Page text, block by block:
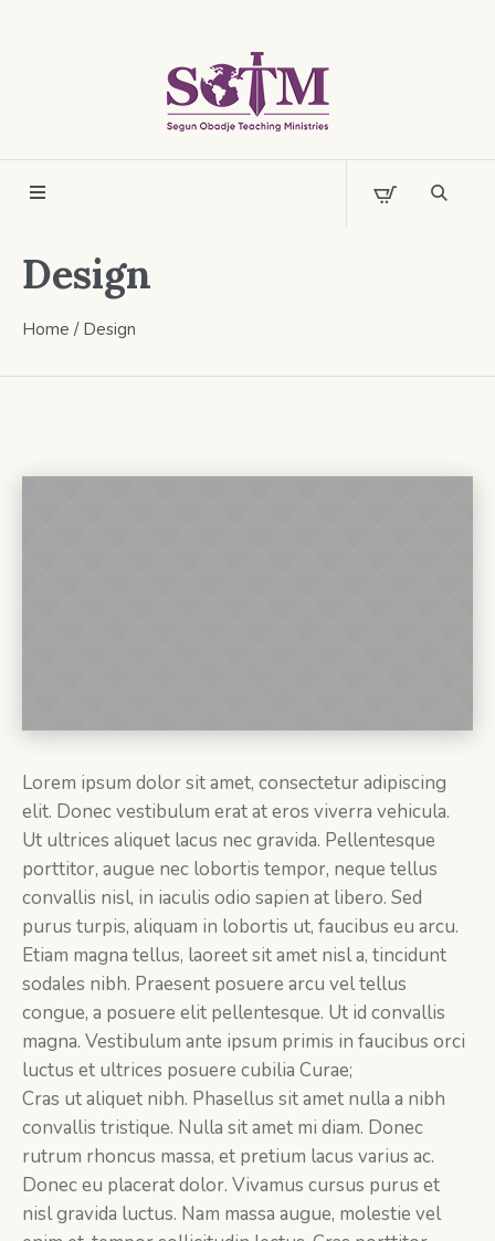
Design
Home / Design
Lorem ipsum dolor sit amet, consectetur adipiscing
elit. Donec vestibulum erat at eros viverra vehicula.
Ut ultrices aliquet lacus nec gravida. Pellentesque
porttitor, augue nec lobortis tempor, neque tellus
convallis nisl, in iaculis odio sapien at libero. Sed
purus turpis, aliquam in lobortis ut, faucibus eu arcu.
Etiam magna tellus, laoreet sit amet nisl a, tincidunt
sodales nibh. Praesent posuere arcu vel tellus
congue, a posuere elit pellentesque. Ut id convallis
magna. Vestibulum ante ipsum primis in faucibus orci
luctus et ultrices posuere cubilia Curae;
Cras ut aliquet nibh. Phasellus sit amet nulla a nibh
convallis tristique. Nulla sit amet mi diam. Donec
rutrum rhoncus massa, et pretium lacus varius ac.
Donec eu placerat dolor. Vivamus cursus purus et
nisl gravida luctus. Nam massa augue, molestie vel